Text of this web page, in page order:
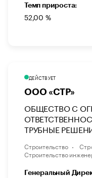
Темп прироста:
52,00 %
ДЕЙСТВУЕТ
ООО «СТР»
ОБЩЕСТВО С
ТРУБНЫЕ
Строительство
Строительство
Генеральный